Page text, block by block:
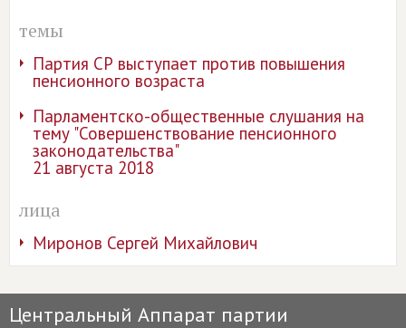
темы
Партия СР выступает против повышения
пенсионного возраста
Парламентско-общественные слушания на
тему "Совершенствование пенсионного
законодательства"
21 августа 2018
лица
Миронов Сергей Михайлович
Центральный Аппарат партии